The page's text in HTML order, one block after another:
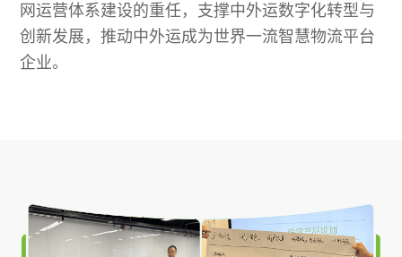
网运营体系建设的重任，支撑中外运数字化转型与
创新发展，推动中外运成为世界一流智慧物流平台
企业。